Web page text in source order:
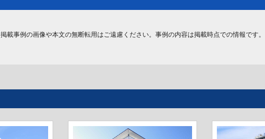
掲載事例の画像や本文の無断転用はご遠慮ください。事例の内容は掲載時点での情報です。